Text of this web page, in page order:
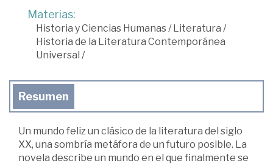
Materias:
Historia y Ciencias Humanas/Literatura /
Historia de la Literatura Contemporánea
Universal /
Resumen
Un mundo feliz un clásico de la literatura del siglo
XX, una sombría metáfora de un futuro posible. La
novela describe un mundo en el que finalmente se